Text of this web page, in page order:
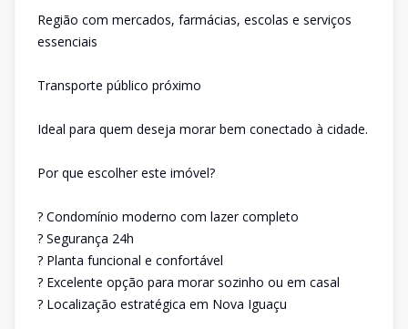
Região com mercados, farmácias, escolas e serviços
essenciais
Transporte público próximo
Ideal para quem deseja morar bem conectado à cidade.
Por que escolher este imóvel?
? Condomínio moderno com lazer completo
? Segurança 24h
? Planta funcional e confortável
? Excelente opção para morar sozinho ou em casal
? Localização estratégica em Nova Iguaçu